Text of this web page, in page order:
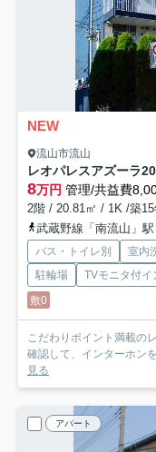
NEW
流山市流山
レオパレスアズーラ
8万円 管理/共益費
2階 / 20.81㎡ / 1K /築
武蔵野線「南流山」
バス・トイレ別 室内
駐輪場
TVモニタ付イ
敷0
こだわりポイント満載の
確認して、インターホン
見る
アパート